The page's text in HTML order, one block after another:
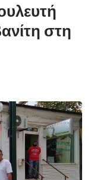
στη